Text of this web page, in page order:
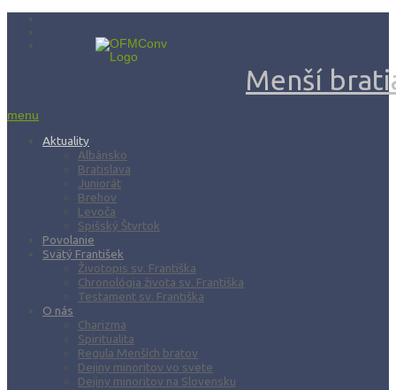
Menší
menu
Aktuality
Albánsko
Bratislava
Juniorát
Brehov
Levoča
Spišský Štvrtok
Povolanie
Svätý František
Životopis sv. Františka
Chronológia života sv. Františka
Testament sv. Františka
O nás
Charizma
Spiritualita
Regula Menších bratov
Dejiny minoritov vo svete
Dejiny minoritov na Slovensku